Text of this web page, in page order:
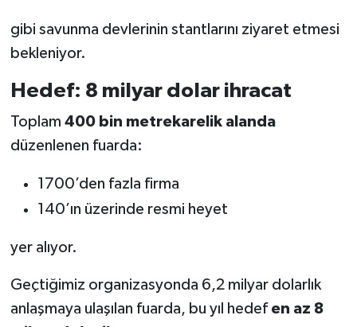
gibi savunma devlerinin stantlarını ziyaret etmesi
bekleniyor.
Hedef: 8 milyar dolar ihracat
Toplam 400 bin metrekarelik alanda
düzenlenen fuarda:
1700’den fazla firma
140’ın üzerinde resmi heyet
yer alıyor.
Geçtiğimiz organizasyonda 6,2 milyar dolarlık
anlaşmaya ulaşılan fuarda, bu yıl hedef en az 8